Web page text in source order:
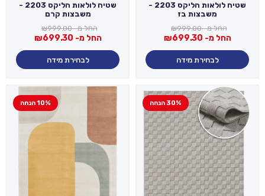
שטיח לולאות הליקס 2203 -
משבצות בז
החל מ- ₪999.00
החל מ- ₪699.30
לבחירת מידה
שטיח לולאות הליקס 2203 -
משבצות קרם
החל מ- ₪999.00
החל מ- ₪699.30
לבחירת מידה
30% הנחה 10% הנחה